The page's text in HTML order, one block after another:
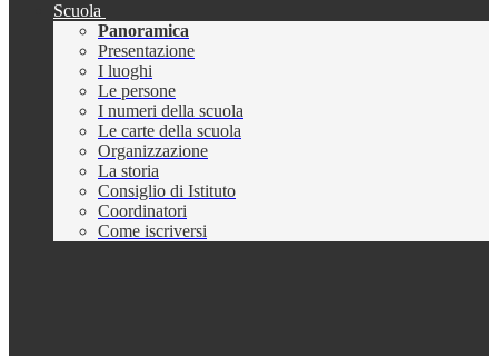
Scuola
Panoramica
Presentazione
I luoghi
Le persone
I numeri della scuola
Le carte della scuola
Organizzazione
La storia
Consiglio di Istituto
Coordinatori
Come iscriversi